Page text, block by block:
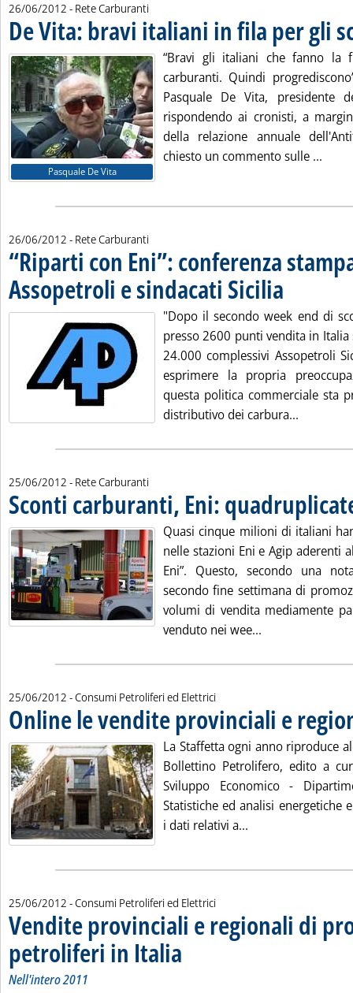
26/06/2012 - Rete Carburanti
De Vita: bravi italiani in fila per gli
Pasquale De Vita
“Bravi gli italiani che fanno la
carburanti. Quindi
Pasquale De Vita, presidente
rispondendo ai cronisti, a
della relazione annuale
chiesto un commento sulle ...
26/06/2012 - Rete Carburanti
“Riparti con Eni”: conferenza
Assopetroli e sindacati Sicilia . Pubblicata
"Dopo il secondo week end di
presso 2600 punti vendita in
24.000 complessivi Assopetroli
esprimere la propria
questa politica commerciale sta
distributivo dei carbura...
25/06/2012 - Rete Carburanti
Sconti carburanti, Eni:
Quasi cinque milioni di italiani
nelle stazioni Eni e Agip aderenti
Eni”. Questo, secondo una
secondo fine settimana di
volumi di vendita mediamente
venduto nei wee...
25/06/2012 - Consumi Petroliferi ed Elettrici
Online le vendite provinciali e
La Staffetta ogni anno riproduce
Bollettino Petrolifero, edito a
Sviluppo Economico -
Statistiche ed analisi energetiche
i dati relativi a...
25/06/2012 - Consumi Petroliferi ed Elettrici
Vendite provinciali e regionali di
petroliferi in Italia . Sottotitolo: Nell'intero 2011
. Pubblicata lunedì 25 giugno 2012 alle 16.30.
Nell'intero 2011